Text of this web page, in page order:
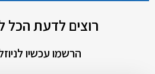
רוצים לדעת הכל
הרשמו עכשיו